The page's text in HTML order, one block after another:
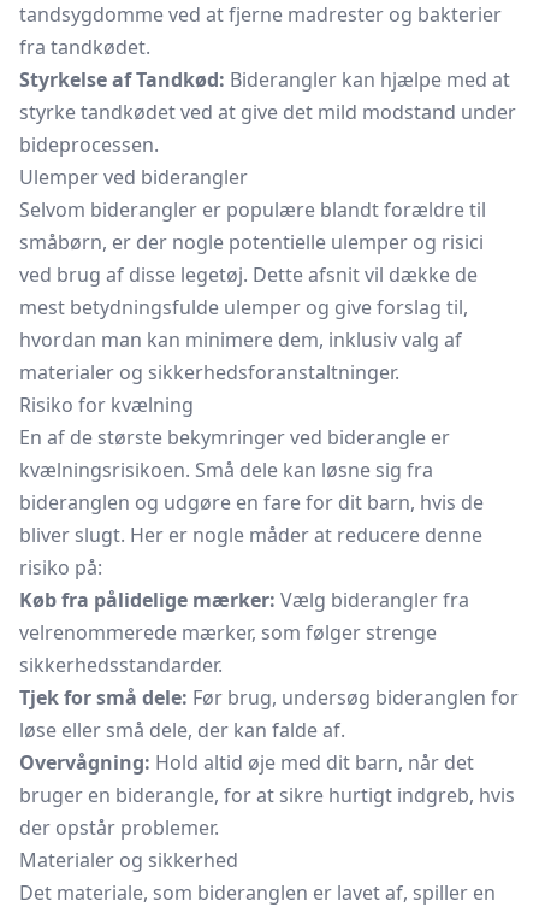
tandsygdomme ved at fjerne madrester og bakterier
fra tandkødet.
Styrkelse af Tandkød: Biderangler kan hjælpe med at
styrke tandkødet ved at give det mild modstand under
bideprocessen.
Ulemper ved biderangler
Selvom biderangler er populære blandt forældre til
småbørn, er der nogle potentielle ulemper og risici
ved brug af disse legetøj. Dette afsnit vil dække de
mest betydningsfulde ulemper og give forslag til,
hvordan man kan minimere dem, inklusiv valg af
materialer og sikkerhedsforanstaltninger.
Risiko for kvælning
En af de største bekymringer ved biderangle er
kvælningsrisikoen. Små dele kan løsne sig fra
bideranglen og udgøre en fare for dit barn, hvis de
bliver slugt. Her er nogle måder at reducere denne
risiko på:
Køb fra pålidelige mærker: Vælg biderangler fra
velrenommerede mærker, som følger strenge
sikkerhedsstandarder.
Tjek for små dele: Før brug, undersøg bideranglen for
løse eller små dele, der kan falde af.
Overvågning: Hold altid øje med dit barn, når det
bruger en biderangle, for at sikre hurtigt indgreb, hvis
der opstår problemer.
Materialer og sikkerhed
Det materiale, som bideranglen er lavet af, spiller en